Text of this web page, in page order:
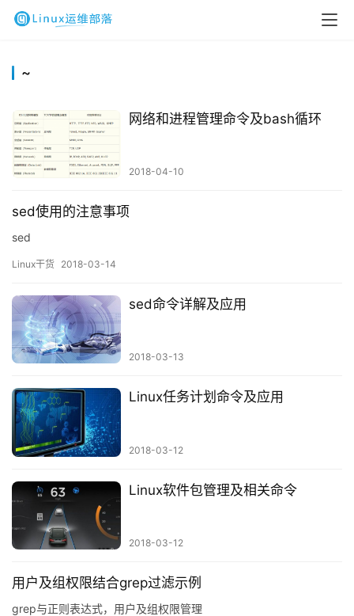
~
网络和进程管理命令及bash循环
2018-04-10
sed使用的注意事项
sed
Linux干货 2018-03-14
sed命令详解及应用
2018-03-13
Linux任务计划命令及应用
2018-03-12
Linux软件包管理及相关命令
2018-03-12
用户及组权限结合grep过滤示例
grep与正则表达式，用户及组权限管理